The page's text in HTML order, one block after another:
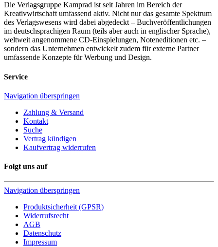
Die Verlagsgruppe Kamprad ist seit Jahren im Bereich der
Kreativwirtschaft umfassend aktiv. Nicht nur das gesamte Spektrum
des Verlagswesens wird dabei abgedeckt – Buchveröffentlichungen
im deutschsprachigen Raum (teils aber auch in englischer Sprache),
weltweit angenommene CD-Einspielungen, Noteneditionen etc. –
sondern das Unternehmen entwickelt zudem für externe Partner
umfassende Konzepte für Werbung und Design.
Service
Navigation überspringen
Zahlung & Versand
Kontakt
Suche
Vertrag kündigen
Kaufvertrag widerrufen
Folgt uns auf
Navigation überspringen
Produktsicherheit (GPSR)
Widerrufsrecht
AGB
Datenschutz
Impressum